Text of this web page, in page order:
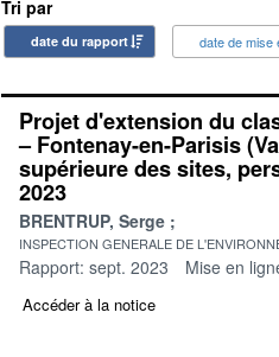
Tri par
date du rapport date de mise
Projet d'extension du
– Fontenay-en-Parisis
supérieure des sites,
2023
BRENTRUP, Serge
INSPECTION GENERALE DE
Rapport: sept. 2023 Mise en
Accéder à la notice